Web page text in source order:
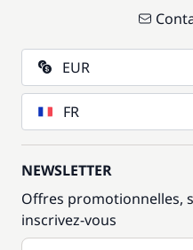
EUR
FR
NEWSLETTER
Offres promotionnelles,
inscrivez-vous